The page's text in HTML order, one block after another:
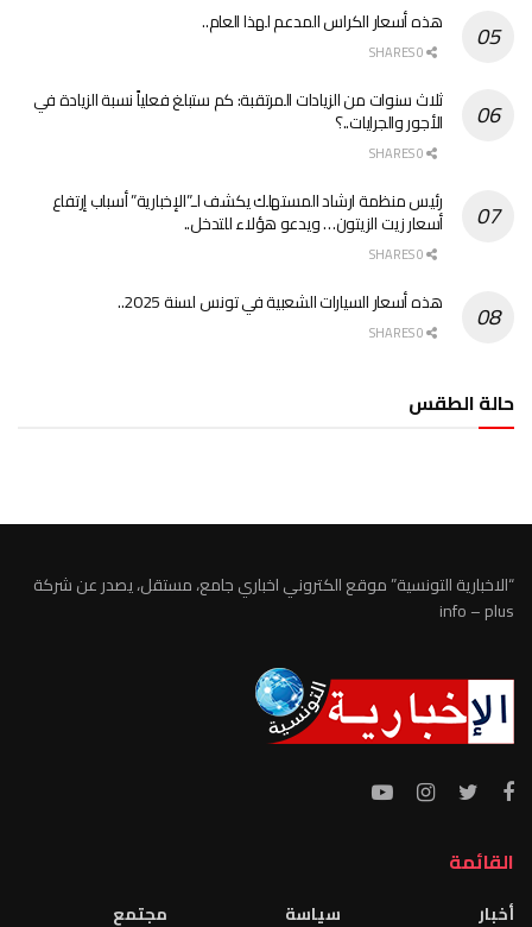
هذه أسعار الكراس المدعم لهذا العام..
ثلاث سنوات من الزيادات المرتقبة: كم ستبلغ فعلياً نسبة الزيادة في
الأجور والجرايات..؟
رئيس منظمة ارشاد المستهلك يكشف لـ”الإخبارية” أسباب إرتفاع
أسعار زيت الزيتون… ويدعو هؤلاء للتدخل..
هذه أسعار السيارات الشعبية في تونس لسنة 2025..
حالة الطقس
“الاخبارية التونسية” موقع الكتروني اخباري جامع، مستقل، يصدر عن شركة
info – plus
القائمة
أخبار سياسة مجتمع